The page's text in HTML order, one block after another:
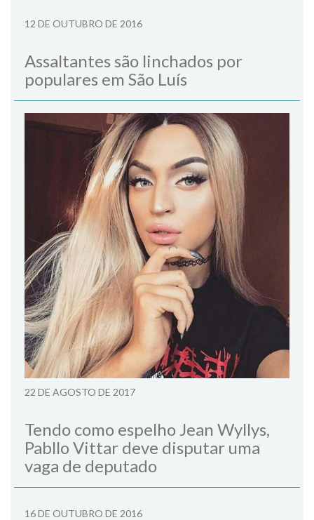
12 DE OUTUBRO DE 2016
Assaltantes são linchados por
populares em São Luís
22 DE AGOSTO DE 2017
Tendo como espelho Jean Wyllys,
Pabllo Vittar deve disputar uma
vaga de deputado
16 DE OUTUBRO DE 2016